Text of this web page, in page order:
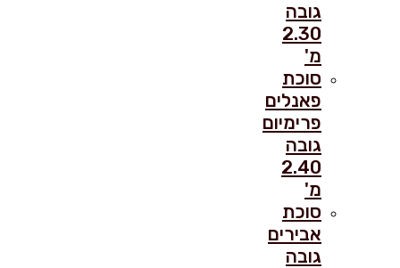
גובה
2.30
מ'
סוכת
פאנלים
פרימיום
גובה
2.40
מ'
סוכת
אבירים
גובה